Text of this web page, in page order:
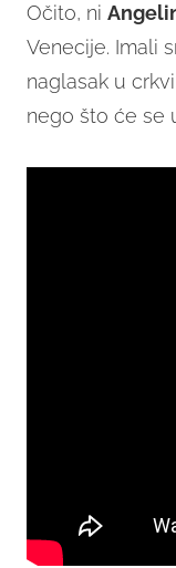
Očito, ni
Venecije. Imali
naglasak u crkvi
nego što će se